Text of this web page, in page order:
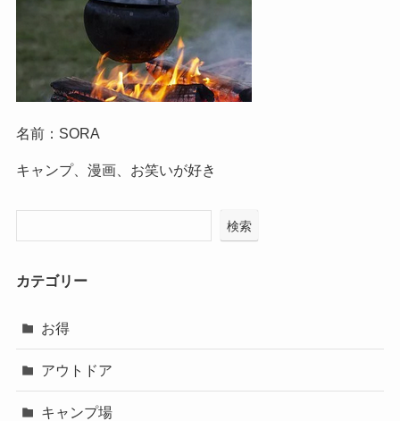
名前：SORA
キャンプ、漫画、お笑いが好き
検索
カテゴリー
お得
アウトドア
キャンプ場